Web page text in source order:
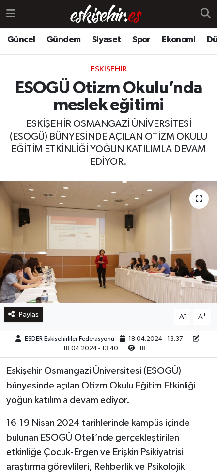
Güncel Gündem Siyaset Spor Ekonomi
ESKIŞEHIR
ESOGÜ Otizm Okulu’nda
meslek eğitimi
ESKİŞEHİR OSMANGAZİ ÜNİVERSİTESİ
(ESOGÜ) BÜNYESİNDE AÇILAN OTİZM OKULU
EĞİTİM ETKİNLİĞİ YOĞUN KATILIMLA DEVAM
EDİYOR.
Paylaş A- A+
ESDER Eskişehirliler Federasyonu
18.04.2024 - 13:37
18.04.2024 - 13:40
18
Eskişehir Osmangazi Üniversitesi (ESOGÜ)
bünyesinde açılan Otizm Okulu Eğitim Etkinliği
yoğun katılımla devam ediyor.
16-19 Nisan 2024 tarihlerinde kampüs içinde
bulunan ESOGÜ Oteli’nde gerçekleştirilen
etkinliğe Çocuk-Ergen ve Erişkin Psikiyatrisi
araştırma görevlileri, Rehberlik ve Psikolojik